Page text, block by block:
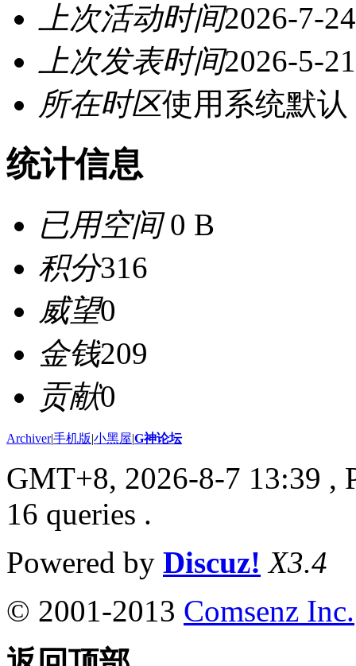
上次活动时间2026-7-
上次发表时间2026-5-
所在时区使用系统默认
统计信息
已用空间0 B
积分316
威望0
金钱209
贡献0
Archiver|手机版|小黑屋|G神论坛
GMT+8, 2026-8-7 13:39 ,
16 queries .
Powered by Discuz! X3.4
© 2001-2013 Comsenz Inc.